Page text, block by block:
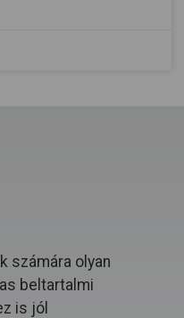
számára olyan
beltartalmi
is jól